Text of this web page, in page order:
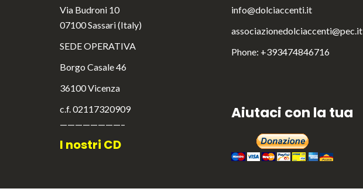
Via Budroni 10
07100 Sassari (Italy)
SEDE OPERATIVA
Borgo Casale 46
36100 Vicenza
c.f. 02117320909
————————–
I nostri CD
info@dolciaccenti.it
associazionedolciaccenti@pec.it
Phone: +393474846716
Aiutaci con la tua